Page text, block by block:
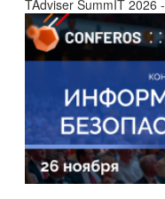
TAdviser SummIT 2026 -